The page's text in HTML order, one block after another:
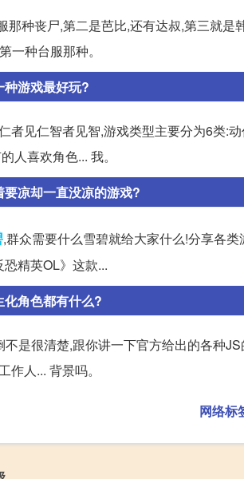
那种丧尸,第二是芭比,还有达叔,第三就
一种台服那种。
种游戏最好玩?
者见仁智者见智,游戏类型主要分为6类:
人喜欢角色... 我。
要凉却一直没凉的游戏?
,群众需要什么雪碧就给大家什么!分享各
精英OL》这款...
化角色都有什么?
不是很清楚,跟你讲一下官方给出的各种
作人... 背景吗。
网络标